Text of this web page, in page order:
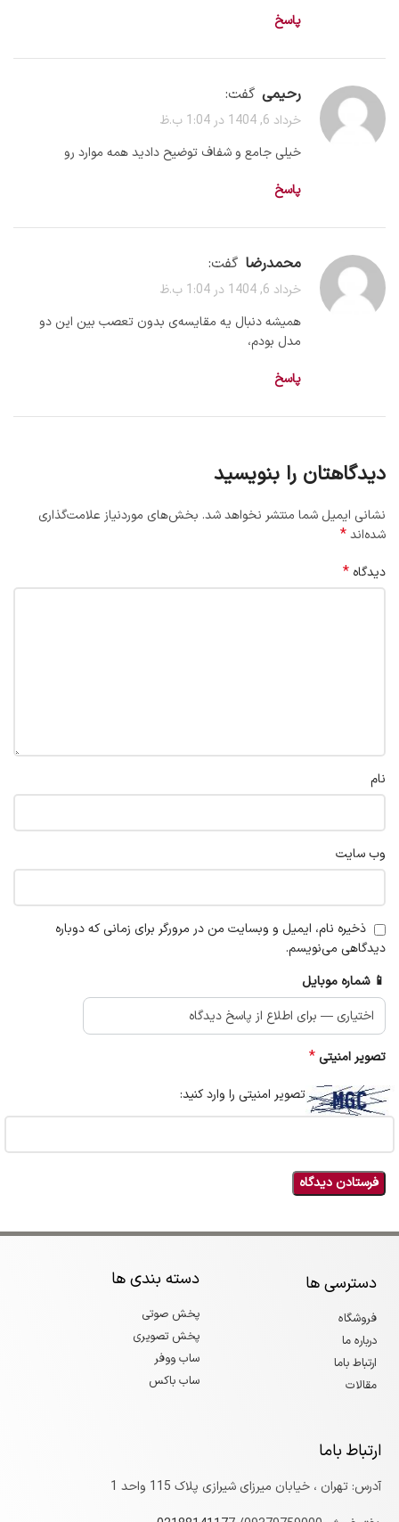
پاسخ
رحیمی گفت:
خرداد 6, 1404 در 1:04 ب.ظ
خیلی جامع و شفاف توضیح دادید همه موارد رو
پاسخ
محمدرضا گفت:
خرداد 6, 1404 در 1:04 ب.ظ
همیشه دنبال یه مقایسه‌ی بدون تعصب بین این دو
مدل بودم،
پاسخ
دیدگاهتان را بنویسید
نشانی ایمیل شما منتشر نخواهد شد. بخش‌های موردنیاز علامت‌گذاری
شده‌اند*
دیدگاه *
نام
وب‌ سایت
ذخیره نام، ایمیل و وبسایت من در مرورگر برای زمانی که دوباره
دیدگاهی می‌نویسم.
📱 شماره موبایل
تصویر امنیتی*
تصویر امنیتی را وارد کنید:
دسترسی ها
فروشگاه
درباره ما
ارتباط باما
مقالات
دسته بندی ها
پخش صوتی
پخش تصویری
ساب ووفر
ساب باکس
ارتباط باما
آدرس: تهران ، خیابان میرزای شیرازی پلاک 115 واحد 1